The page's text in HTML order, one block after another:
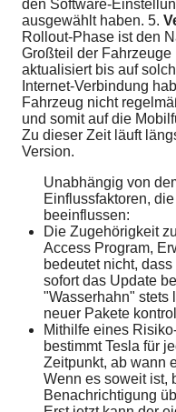
den Software-
ausgewählt haben. 5.
Rollout-Phase ist den
Großteil der
aktualisiert bis auf
Internet-Verbindung
Fahrzeug nicht
und somit auf die
Zu dieser Zeit läuft
Version.
Unabhängig von
Einflussfaktoren,
beeinflussen:
Die Zugehörigkeit
Access Program,
bedeutet nicht,
sofort das Update
"Wasserhahn" stets
neuer Pakete
Mithilfe eines
bestimmt Tesla für
Zeitpunkt, ab wann
Wenn es soweit ist,
Benachrichtigung